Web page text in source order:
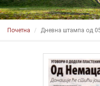
Почетна Дневна штампа од